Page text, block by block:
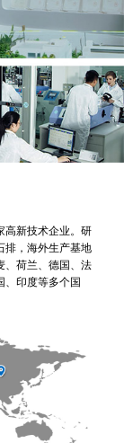
高新技术企业。研
排，海外生产基地
、荷兰、德国、法
、印度等多个国